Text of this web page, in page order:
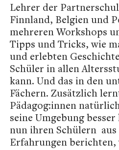
Lehrer der
Finnland, Belgien und
mehreren Workshops
Tipps und Tricks, wie
und erlebten
Schüler in allen
kann. Und das in den
Fächern. Zusätzlich
Pädagog:innen
seine Umgebung
nun ihren Schülern aus
Erfahrungen berichten,